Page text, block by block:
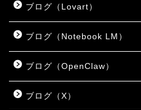
ブログ（Lovart）
ブログ（Notebook LM）
ブログ（OpenClaw）
ブログ（X）